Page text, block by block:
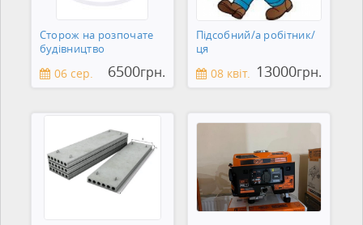
Сторож на розпочате
будівництво
06 сер. 6500грн.
Підсобний/а робітник/
ця
08 квіт. 13000грн.